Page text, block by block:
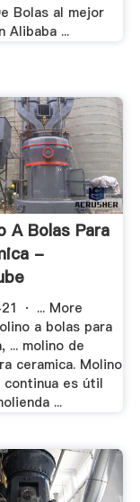
Bolas al mejor
Alibaba ...
A Bolas Para
-
· ... More
a bolas para
... molino de
ceramica. Molino
continua es útil
...